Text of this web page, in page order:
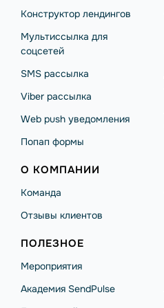
Конструктор лендингов
Мультиссылка для
соцсетей
SMS рассылка
Viber рассылка
Web push уведомления
Попап формы
О КОМПАНИИ
Команда
Отзывы клиентов
ПОЛЕЗНОЕ
Мероприятия
Академия SendPulse